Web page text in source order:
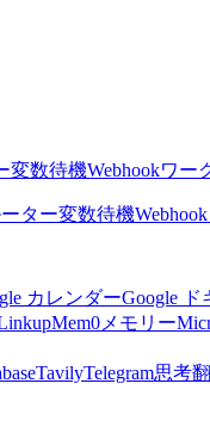
変数待機Webhookワー
ター変数待機Webhook
カレンダーGoogle ド
Mem0 メモリー
TavilyTelegram思考